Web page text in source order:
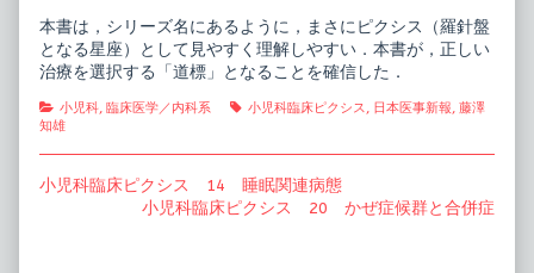
本書は，シリーズ名にあるように，まさにピクシス（羅針盤
となる星座）として見やすく理解しやすい．本書が，正しい
治療を選択する「道標」となることを確信した．
Categories
小児科, 臨床医学／内科系 Tags
小児科臨床ピクシス, 日本医事新報, 藤澤
知雄
投
Previous
小児科臨床ピクシス 14 睡眠関連病態
Next
小児科臨床ピクシス 20 かぜ症候群と合併症